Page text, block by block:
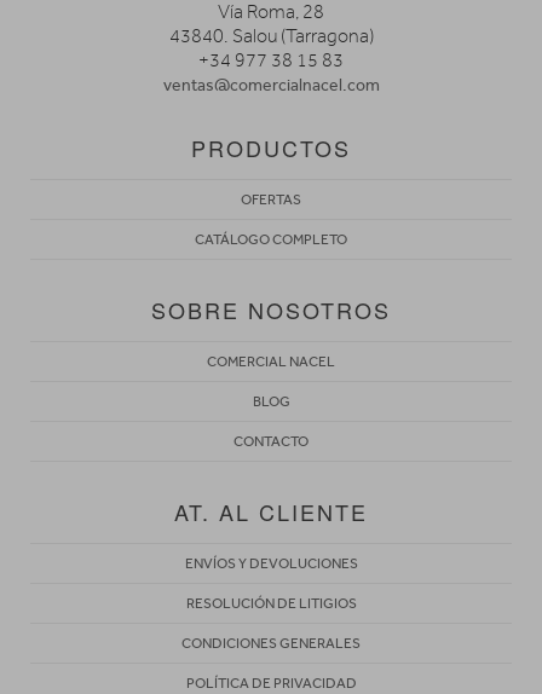
Vía Roma, 28
43840. Salou (Tarragona)
+34 977 38 15 83
ventas@comercialnacel.com
PRODUCTOS
OFERTAS
CATÁLOGO COMPLETO
SOBRE NOSOTROS
COMERCIAL NACEL
BLOG
CONTACTO
AT. AL CLIENTE
ENVÍOS Y DEVOLUCIONES
RESOLUCIÓN DE LITIGIOS
CONDICIONES GENERALES
POLÍTICA DE PRIVACIDAD